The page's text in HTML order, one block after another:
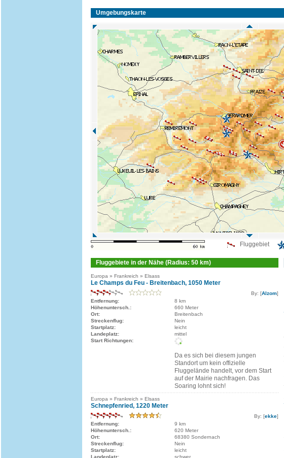
Umgebungskarte
Fluggebiet
Fluggebiete in der Nähe (Radius: 50 km)
Europa » Frankreich » Elsass
Le Champs du Feu - Breitenbach, 1050 Meter
By: [Alzom]
Entfernung:
8 km
Höhenuntersch.:
660 Meter
Ort:
Breitenbach
Streckenflug:
Nein
Startplatz:
leicht
Landeplatz:
mittel
Start Richtungen:
Da es sich bei diesem jungen
Standort um kein offizielle
Fluggelände handelt, vor dem Start
auf der Mairie nachfragen. Das
Soaring lohnt sich!
Europa » Frankreich » Elsass
Schnepfenried, 1220 Meter
By: [ekke]
Entfernung:
9 km
Höhenuntersch.:
620 Meter
Ort:
68380 Sondernach
Streckenflug:
Nein
Startplatz:
leicht
Landeplatz:
schwer